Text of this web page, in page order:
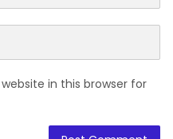
in this browser for